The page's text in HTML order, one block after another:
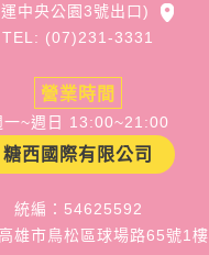
中央公園3號出口)
TEL: (07)231-3331
營業時間
一~週日 13:00~21:00
糖西國際有限公司
統編：54625592
雄市鳥松區球場路65號1樓